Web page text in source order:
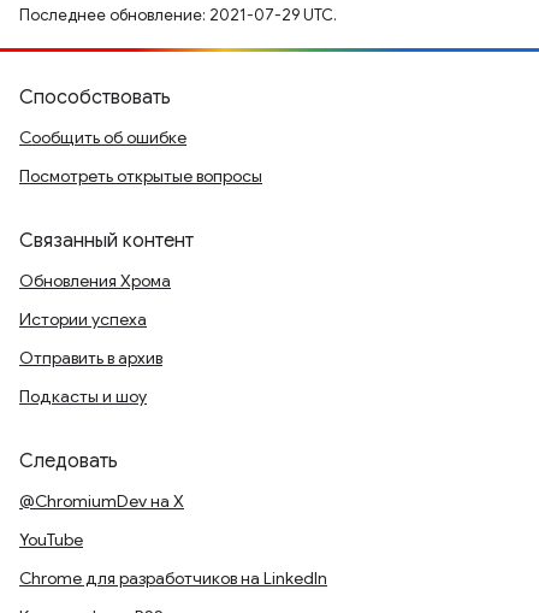
Последнее обновление: 2021-07-29 UTC.
Способствовать
Сообщить об ошибке
Посмотреть открытые вопросы
Связанный контент
Обновления Хрома
Истории успеха
Отправить в архив
Подкасты и шоу
Следовать
@ChromiumDev на X
YouTube
Chrome для разработчиков на LinkedIn